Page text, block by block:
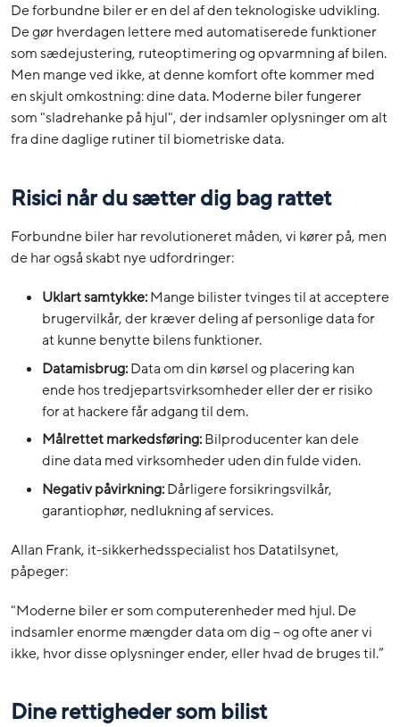
De forbundne biler er en del af den teknologiske udvikling.
De gør hverdagen lettere med automatiserede funktioner
som sædejustering, ruteoptimering og opvarmning af bilen.
Men mange ved ikke, at denne komfort ofte kommer med
en skjult omkostning: dine data. Moderne biler fungerer
som "sladrehanke på hjul", der indsamler oplysninger om alt
fra dine daglige rutiner til biometriske data.
Risici når du sætter dig bag rattet
Forbundne biler har revolutioneret måden, vi kører på, men
de har også skabt nye udfordringer:
Uklart samtykke:Mange bilister tvinges til at acceptere
brugervilkår, der kræver deling af personlige data for
at kunne benytte bilens funktioner.
Datamisbrug:Data om din kørsel og placering kan
ende hos tredjepartsvirksomheder eller der er risiko
for at hackere får adgang til dem.
Målrettet markedsføring:Bilproducenter kan dele
dine data med virksomheder uden din fulde viden.
Negativ påvirkning:Dårligere forsikringsvilkår,
garantiophør, nedlukning af services.
Allan Frank, it-sikkerhedsspecialist hos Datatilsynet,
påpeger:
"Moderne biler er som computerenheder med hjul. De
indsamler enorme mængder data om dig – og ofte aner vi
ikke, hvor disse oplysninger ender, eller hvad de bruges til.”
Dine rettigheder som bilist